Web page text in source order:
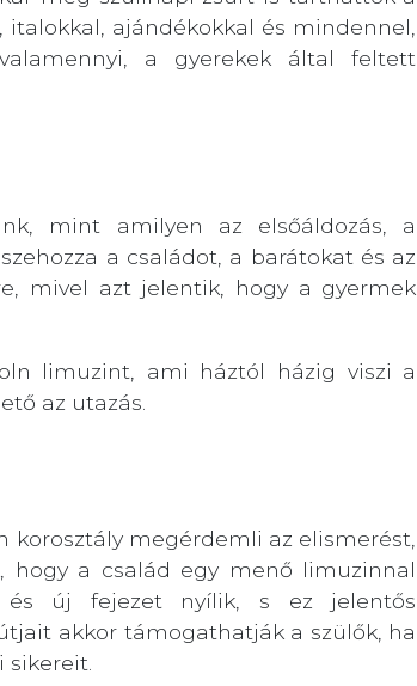
italokkal, ajándékokkal és mindennel,
a gyerekek által feltett
mint amilyen az elsőáldozás, a
a családot, a barátokat és az
mivel azt jelentik, hogy a gyermek
limuzint, ami háztól házig viszi a
az utazás.
korosztály megérdemli az elismerést,
hogy a család egy menő limuzinnal
és új fejezet nyílik, s ez jelentős
akkor támogathatják a szülők, ha